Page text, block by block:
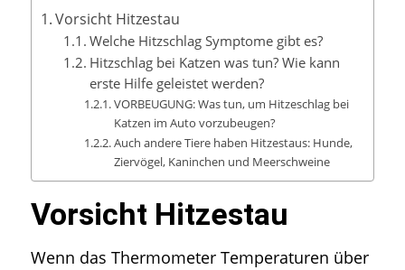
Vorsicht Hitzestau
Welche Hitzschlag Symptome gibt es?
Hitzschlag bei Katzen was tun? Wie kann
erste Hilfe geleistet werden?
VORBEUGUNG: Was tun, um Hitzeschlag bei
Katzen im Auto vorzubeugen?
Auch andere Tiere haben Hitzestaus: Hunde,
Ziervögel, Kaninchen und Meerschweine
Vorsicht Hitzestau
Wenn das Thermometer Temperaturen über